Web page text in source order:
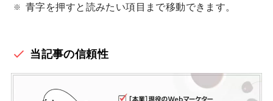
青字を押すと読みたい項目まで移動できます。
当記事の信頼性